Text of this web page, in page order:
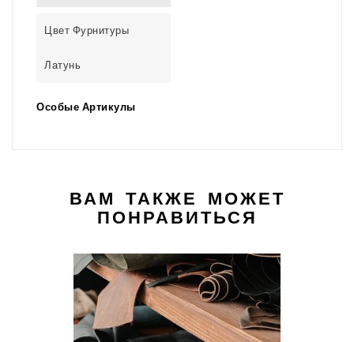
Цвет Фурнитуры
Латунь
Особые Артикулы
ВАМ ТАКЖЕ МОЖЕТ
ПОНРАВИТЬСЯ